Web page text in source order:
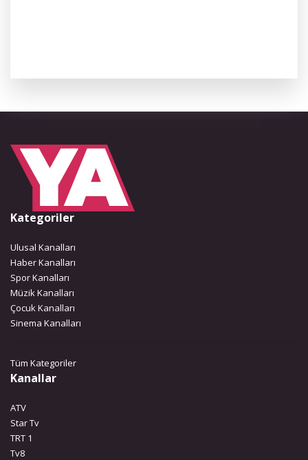
Kategoriler
Ulusal Kanalları
Haber Kanalları
Spor Kanalları
Müzik Kanalları
Çocuk Kanalları
Sinema Kanalları
Tüm Kategoriler
Kanallar
ATV
Star Tv
TRT 1
Tv8